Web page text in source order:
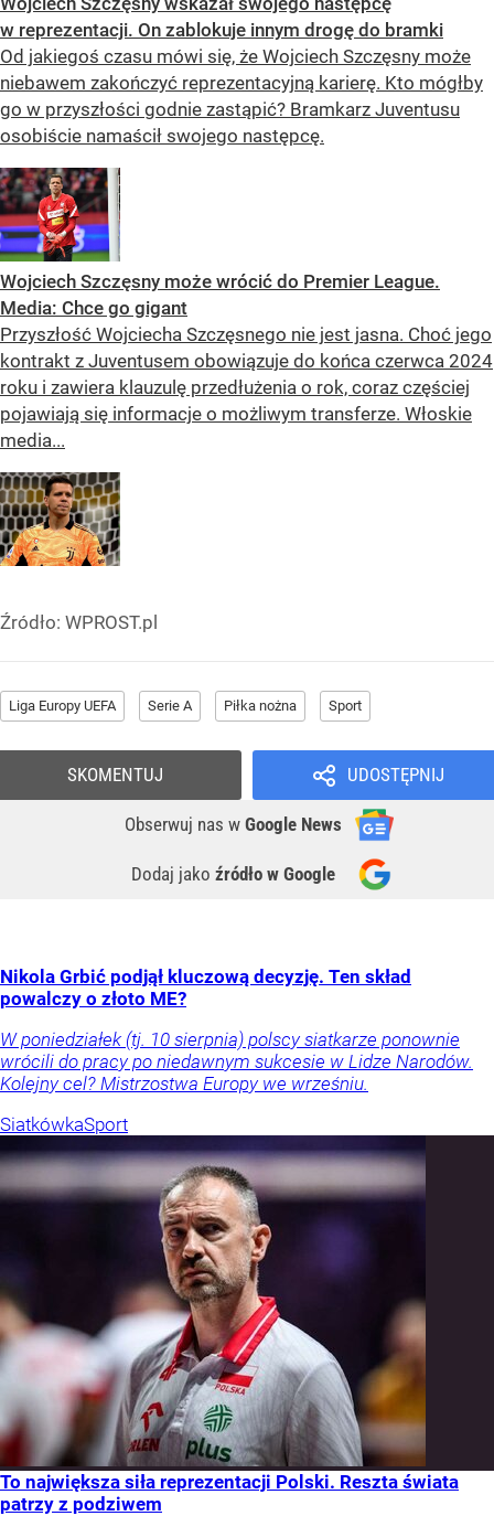
w reprezentacji. On zablokuje innym drogę do bramki
Od jakiegoś czasu mówi się, że Wojciech Szczęsny może
niebawem zakończyć reprezentacyjną karierę. Kto mógłby
go w przyszłości godnie zastąpić? Bramkarz Juventusu
osobiście namaścił swojego następcę.
Wojciech Szczęsny może wrócić do Premier League.
Media: Chce go gigant
Przyszłość Wojciecha Szczęsnego nie jest jasna. Choć jego
kontrakt z Juventusem obowiązuje do końca czerwca 2024
roku i zawiera klauzulę przedłużenia o rok, coraz częściej
pojawiają się informacje o możliwym transferze. Włoskie
media...
Źródło: WPROST.pl
Liga Europy UEFA Serie A Piłka nożna Sport
UDOSTĘPNIJ
Obserwuj nas w Google News
Dodaj jako źródło w Google
SKOMENTUJ
Nikola Grbić podjął kluczową decyzję. Ten skład
powalczy o złoto ME?
W poniedziałek (tj. 10 sierpnia) polscy siatkarze ponownie
wrócili do pracy po niedawnym sukcesie w Lidze Narodów.
Kolejny cel? Mistrzostwa Europy we wrześniu.
SiatkówkaSport
To największa siła reprezentacji Polski. Reszta świata
patrzy z podziwem